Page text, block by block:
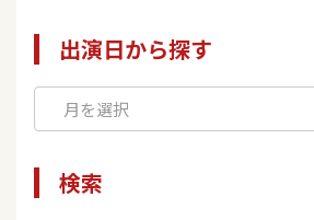
出演日から探す
検索